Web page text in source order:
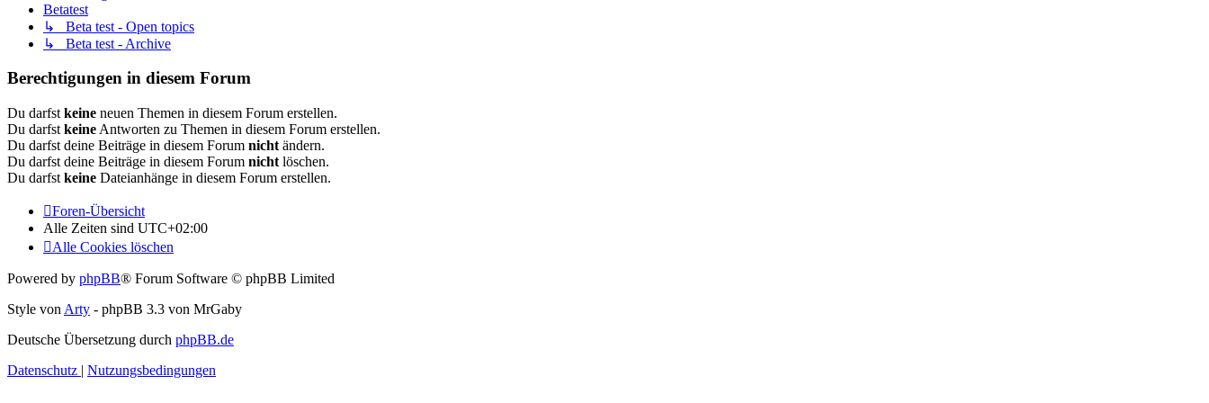
Betatest
↳ Beta test - Open topics
↳ Beta test - Archive
Berechtigungen in diesem Forum
Du darfst keine neuen Themen in diesem Forum erstellen.
Du darfst keine Antworten zu Themen in diesem Forum erstellen.
Du darfst deine Beiträge in diesem Forum nicht ändern.
Du darfst deine Beiträge in diesem Forum nicht löschen.
Du darfst keine Dateianhänge in diesem Forum erstellen.
Foren-Übersicht
Alle Zeiten sind UTC+02:00
Alle Cookies löschen
Powered by phpBB® Forum Software © phpBB Limited
Style von Arty - phpBB 3.3 von MrGaby
Deutsche Übersetzung durch phpBB.de
Datenschutz | Nutzungsbedingungen